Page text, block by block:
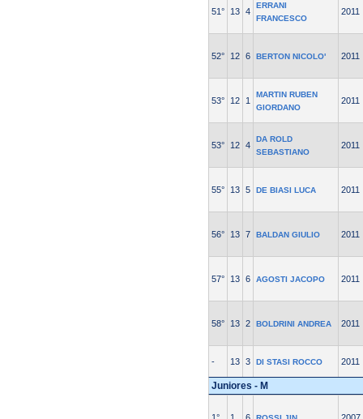
51° 13 4
ERRANI
FRANCESCO
2011
52° 12 6 BERTON NICOLO' 2011
53° 12 1
MARTIN RUBEN
GIORDANO
2011
53° 12 4
DA ROLD
SEBASTIANO
2011
55° 13 5 DE BIASI LUCA 2011
56° 13 7 BALDAN GIULIO 2011
57° 13 6 AGOSTI JACOPO 2011
58° 13 2 BOLDRINI ANDREA 2011
- 13 3 DI STASI ROCCO 2011
Juniores - M